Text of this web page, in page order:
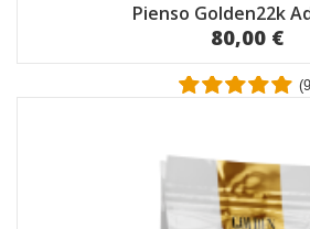
Pienso Golden22k
80,00 €